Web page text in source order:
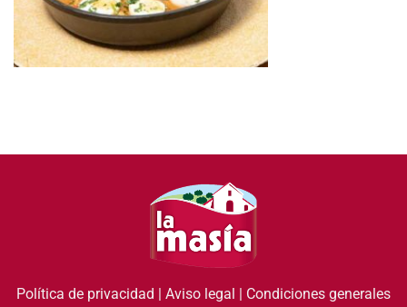
Política de privacidad Aviso legal
Condiciones generales